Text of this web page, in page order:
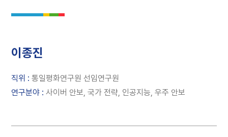
이종진
직위 :통일평화연구원 선임연구원
연구분야 :사이버 안보, 국가 전략, 인공지능, 우주 안보